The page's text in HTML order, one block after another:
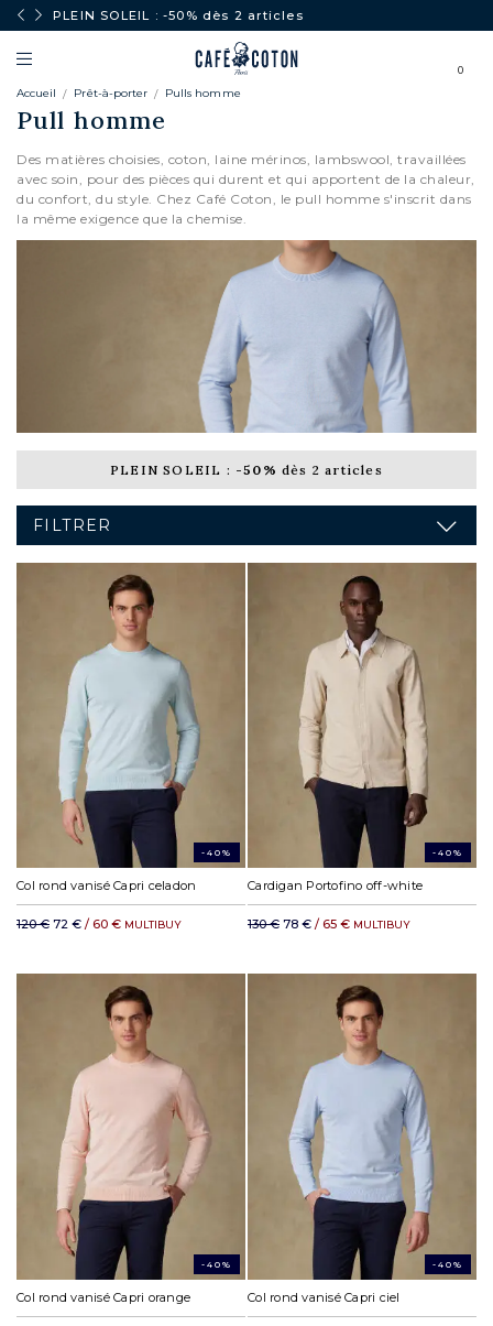
PLEIN SOLEIL : -50% dès 2 articles
0
Accueil Prêt-à-porter Pulls homme
Pull homme
Des matières choisies, coton, laine mérinos, lambswool, travaillées
avec soin, pour des pièces qui durent et qui apportent de la chaleur,
du confort, du style. Chez Café Coton, le pull homme s'inscrit dans
la même exigence que la chemise.
PLEIN SOLEIL : -50% dès 2 articles
FILTRER
-40%
Col rond vanisé Capri celadon
120 € 72 € / 60 € MULTIBUY
-40%
Cardigan Portofino off-white
130 € 78 € / 65 € MULTIBUY
-40%
Col rond vanisé Capri orange
-40%
Col rond vanisé Capri ciel